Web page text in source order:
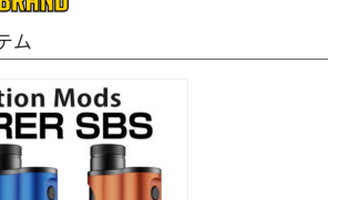
DripTip Mouthpiece CONICAL -
/ MUTED+ RTA
Ring Aluminium - MUTED /
RTA
ム